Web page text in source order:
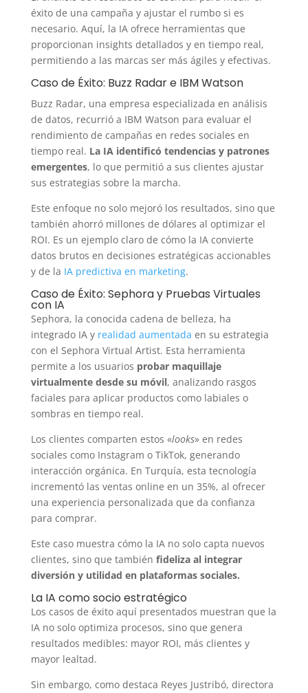
éxito de una campaña y ajustar el rumbo si es
necesario. Aquí, la IA ofrece herramientas que
proporcionan insights detallados y en tiempo real,
permitiendo a las marcas ser más ágiles y efectivas.
Caso de Éxito: Buzz Radar e IBM Watson
Buzz Radar, una empresa especializada en análisis
de datos, recurrió a IBM Watson para evaluar el
rendimiento de campañas en redes sociales en
tiempo real. La IA identificó tendencias y patrones
emergentes, lo que permitió a sus clientes ajustar
sus estrategias sobre la marcha.
Este enfoque no solo mejoró los resultados, sino que
también ahorró millones de dólares al optimizar el
ROI. Es un ejemplo claro de cómo la IA convierte
datos brutos en decisiones estratégicas accionables
y de la IA predictiva en marketing.
Caso de Éxito: Sephora y Pruebas Virtuales
con IA
Sephora, la conocida cadena de belleza, ha
integrado IA y realidad aumentada en su estrategia
con el Sephora Virtual Artist. Esta herramienta
permite a los usuarios probar maquillaje
virtualmente desde su móvil, analizando rasgos
faciales para aplicar productos como labiales o
sombras en tiempo real.
Los clientes comparten estos «looks» en redes
sociales como Instagram o TikTok, generando
interacción orgánica. En Turquía, esta tecnología
incrementó las ventas online en un 35%, al ofrecer
una experiencia personalizada que da confianza
para comprar.
Este caso muestra cómo la IA no solo capta nuevos
clientes, sino que también fideliza al integrar
diversión y utilidad en plataformas sociales.
La IA como socio estratégico
Los casos de éxito aquí presentados muestran que la
IA no solo optimiza procesos, sino que genera
resultados medibles: mayor ROI, más clientes y
mayor lealtad.
Sin embargo, como destaca Reyes Justribó, directora